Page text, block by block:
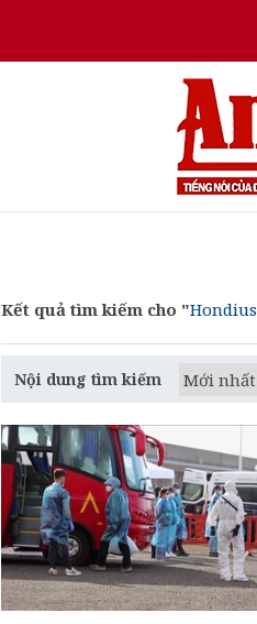
Kết quả tìm kiếm cho "Hondius
Nội dung tìm kiếm